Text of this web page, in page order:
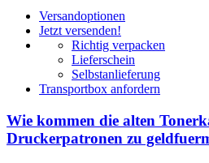
Versandoptionen
Jetzt versenden!
Richtig verpacken
Lieferschein
Selbstanlieferung
Transportbox anfordern
Wie kommen die alten
Druckerpatronen zu